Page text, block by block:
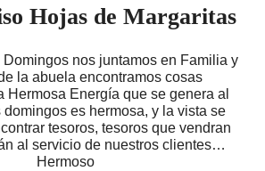
Hojas de Margaritas
Domingos nos juntamos en Familia y
la abuela encontramos cosas
Hermosa Energía que se genera al
es hermosa, y la vista se
tesoros, tesoros que vendran
al servicio de nuestros clientes…
Hermoso